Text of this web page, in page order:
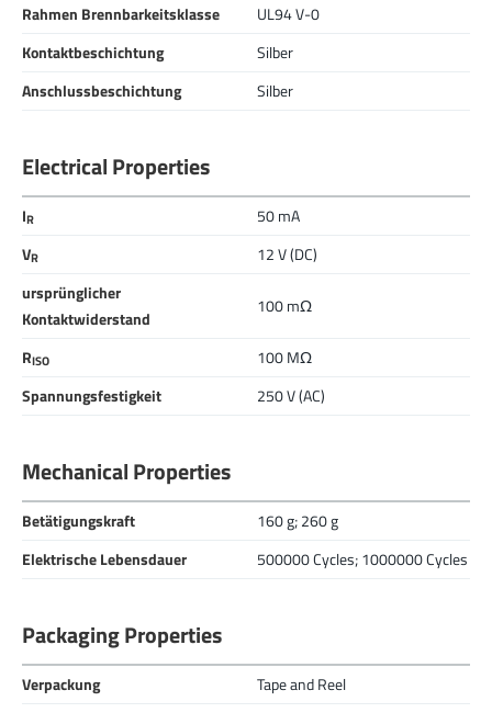
Rahmen Brennbarkeitsklasse
UL94 V-0
Kontaktbeschichtung
Silber
Anschlussbeschichtung
Silber
Electrical Properties
IR
50 mA
VR
12 V (DC)
ursprünglicher
Kontaktwiderstand
100 mΩ
RISO
100 MΩ
Spannungsfestigkeit
250 V (AC)
Mechanical Properties
Betätigungskraft
160 g; 260 g
Elektrische Lebensdauer
500000 Cycles; 1000000 Cycles
Packaging Properties
Verpackung Tape and Reel